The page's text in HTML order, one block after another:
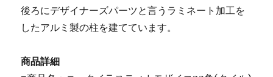
後ろにデザイナーズパーツと言うラミネート加工を
したアルミ製の柱を建てています。
商品詳細